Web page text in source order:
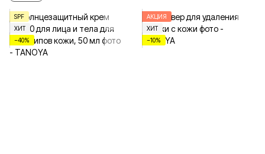
SPF
ХИТ
−40%
АКЦИЯ
ХИТ
−10%